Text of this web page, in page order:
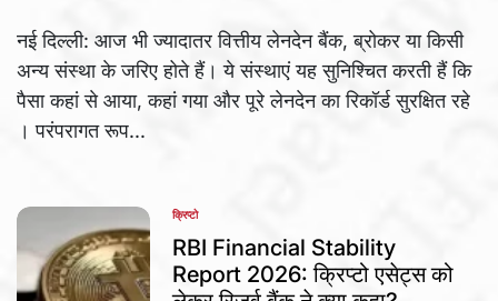
नई दिल्ली: आज भी ज्यादातर वित्तीय लेनदेन बैंक, ब्रोकर या किसी
अन्य संस्था के जरिए होते हैं। ये संस्थाएं यह सुनिश्चित करती हैं कि
पैसा कहां से आया, कहां गया और पूरे लेनदेन का रिकॉर्ड सुरक्षित रहे
। परंपरागत रूप...
POSTED
IN
क्रिप्टो
RBI Financial Stability
Report 2026: क्रिप्टो एसेट्स को